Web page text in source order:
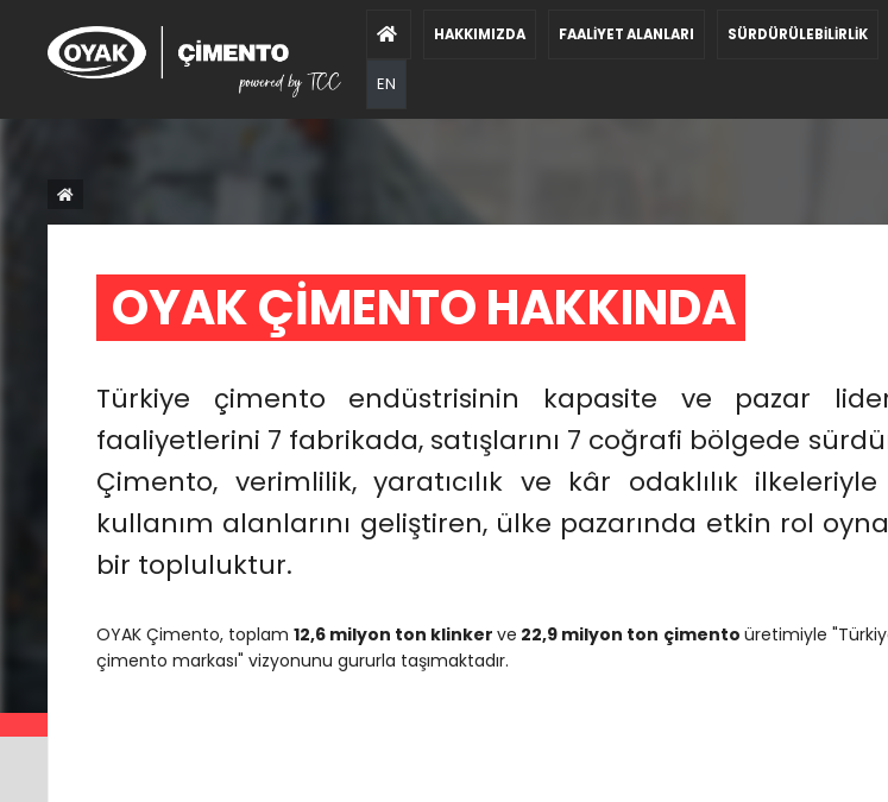
HAKKIMIZDA FAALİYET ALANLARI SÜRDÜRÜLEBİLİRLİK
EN
OYAK ÇİMENTO HAKKINDA
Türkiye çimento endüstrisinin kapasite ve pazar
faaliyetlerini 7 fabrikada, satışlarını 7 coğrafi bölgede
Çimento, verimlilik, yaratıcılık ve kâr odaklılık
kullanım alanlarını geliştiren, ülke pazarında etkin rol
bir topluluktur.
OYAK Çimento, toplam12,6 milyon ton klinkerve 22,9 milyon ton çimento üretimiyle
çimento markası" vizyonunu gururla taşımaktadır.
1963